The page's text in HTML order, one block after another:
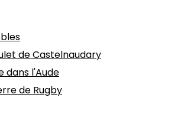
de Castelnaudary
dans l'Aude
de Rugby